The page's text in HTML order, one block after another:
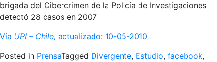
brigada del Cibercrimen de la Policía de Investigaciones
detectó 28 casos en 2007
Vía UPI – Chile, actualizado: 10-05-2010
Posted in PrensaTagged Divergente, Estudio, facebook,